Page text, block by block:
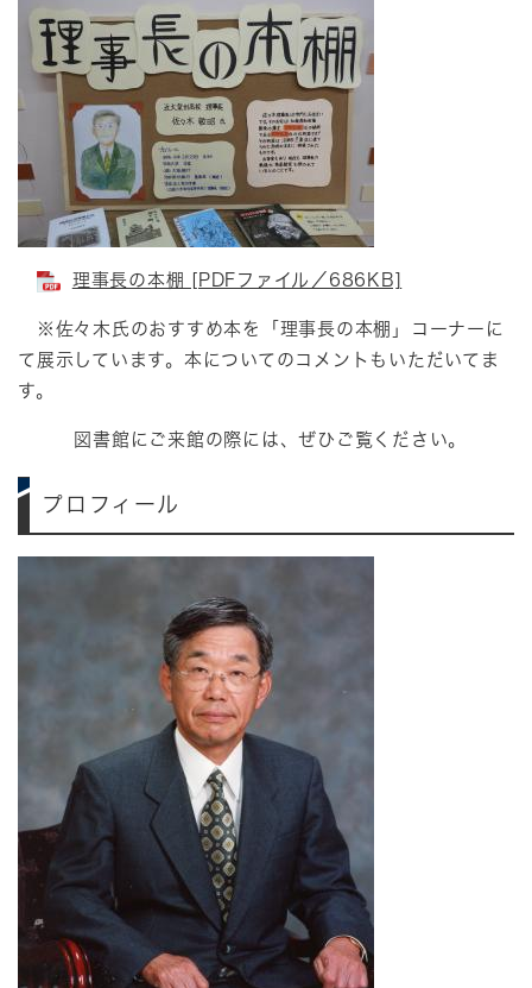
理事長の本棚 [PDFファイル／686KB]
※佐々木氏のおすすめ本を「理事長の本棚」コーナーに
て展示しています。本についてのコメントもいただいてま
す。
図書館にご来館の際には、ぜひご覧ください。
プロフィール